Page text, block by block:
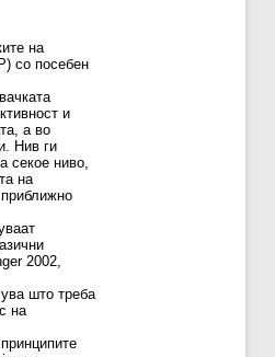
на
со посебен
и
а во
Нив ги
секое ниво,
на
2002,
што треба
на